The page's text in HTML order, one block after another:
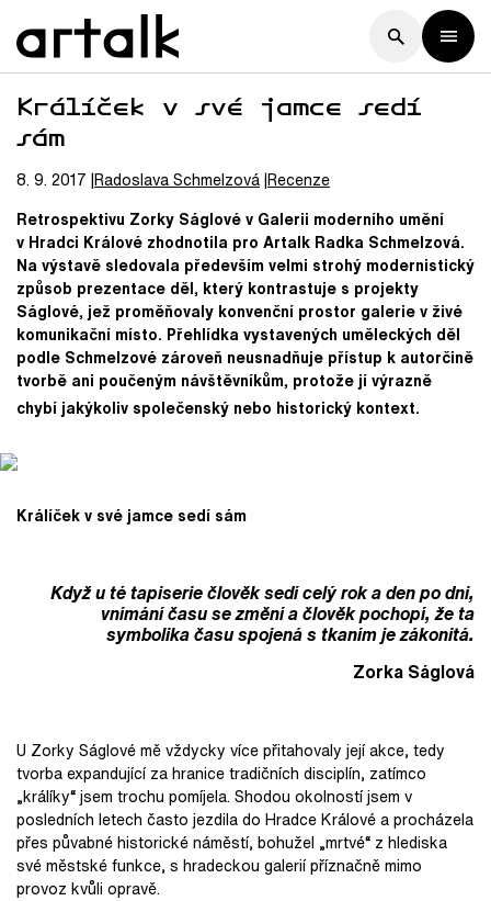
Králíček v své jamce sedí
sám
8. 9. 2017 RadoslavaSchmelzová Recenze
Retrospektivu Zorky Ságlové v Galerii moderního umění
v Hradci Králové zhodnotila pro Artalk Radka Schmelzová.
Na výstavě sledovala především velmi strohý modernistický
způsob prezentace děl, který kontrastuje s projekty
Ságlové, jež proměňovaly konvenční prostor galerie v živé
komunikační místo. Přehlídka vystavených uměleckých děl
podle Schmelzové zároveň neusnadňuje přístup k autorčině
tvorbě ani poučeným návštěvníkům, protože jí výrazně
chybí jakýkoliv společenský nebo historický kontext.
Králíček v své jamce sedí sám
Když u té tapiserie člověk sedí celý rok a den po dni,
vnímání času se změní a člověk pochopí, že ta
symbolika času spojená s tkaním je zákonitá.
Zorka Ságlová
U Zorky Ságlové mě vždycky více přitahovaly její akce, tedy
tvorba expandující za hranice tradičních disciplín, zatímco
„králíky“ jsem trochu pomíjela. Shodou okolností jsem v
posledních letech často jezdila do Hradce Králové a procházela
přes půvabné historické náměstí, bohužel „mrtvé“ z hlediska
své městské funkce, s hradeckou galerií příznačně mimo
provoz kvůli opravě.